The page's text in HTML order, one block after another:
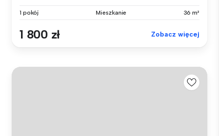
1 pokój Mieszkanie 36 m²
1 800 zł Zobacz więcej